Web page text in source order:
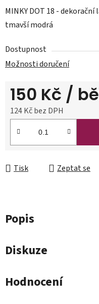
MINKY DOT 18 -
tmavší modrá
Dostupnost
Možnosti doručení
150 Kč /
124 Kč bez DPH
Měrná cena:
Tisk Zeptat se
Popis
Diskuze
Hodnocení